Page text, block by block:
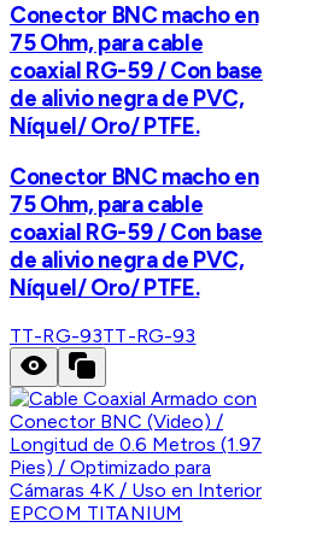
Conector BNC macho en
75 Ohm, para cable
coaxial RG-59 / Con base
de alivio negra de PVC,
Níquel/ Oro/ PTFE.
Conector BNC macho en
75 Ohm, para cable
coaxial RG-59 / Con base
de alivio negra de PVC,
Níquel/ Oro/ PTFE.
TT-RG-93TT-RG-93
EPCOM TITANIUM